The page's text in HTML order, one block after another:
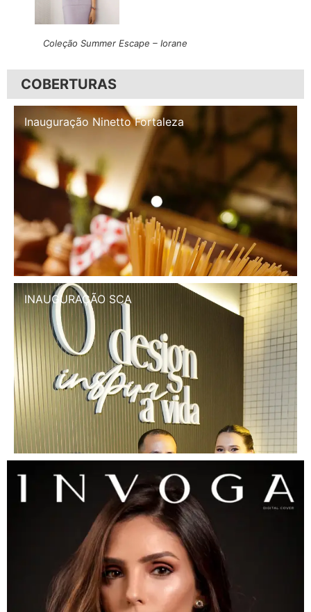
Coleção Summer Escape – Iorane
COBERTURAS
Inauguração Illa Café
INAUGURAÇÃO SCA